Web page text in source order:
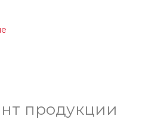
продукции